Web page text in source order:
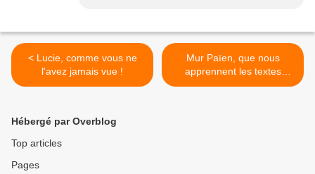
< Lucie, comme vous ne
l'avez jamais vue !
Mur Païen, que nous
apprennent les textes
anciens ? >
Hébergé par Overblog
Top articles
Pages